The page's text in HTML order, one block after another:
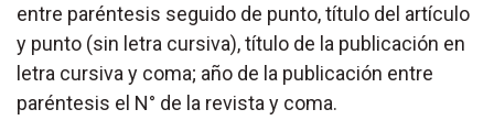
entre paréntesis seguido de punto, título del artículo
y punto (sin letra cursiva), título de la publicación en
letra cursiva y coma; año de la publicación entre
paréntesis el N° de la revista y coma.